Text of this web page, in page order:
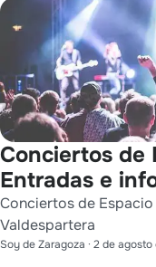
Conciertos de
Entradas e
Conciertos de
Valdespartera
Soy de Zaragoza · 2 de agosto